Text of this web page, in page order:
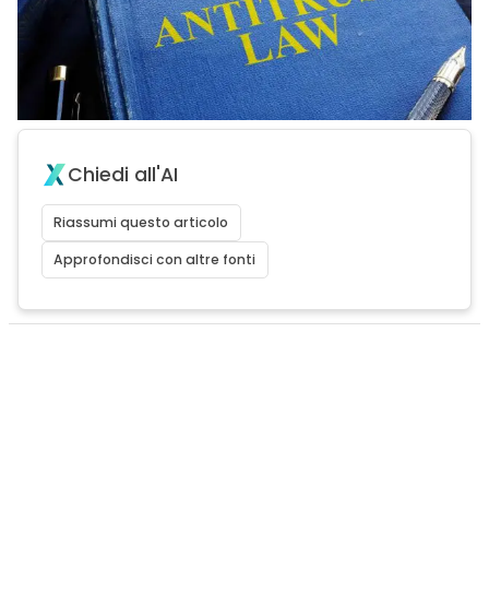
Chiedi all'AI
Riassumi questo articolo
Approfondisci con altre fonti